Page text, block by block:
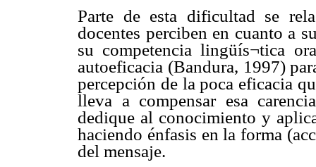
Parte de esta dificultad se
docentes perciben en cuanto a
su competencia lingüís¬tica
autoeficacia (Bandura, 1997)
percepción de la poca eficacia
lleva a compensar esa
dedique al conocimiento y
haciendo énfasis en la forma
del mensaje.